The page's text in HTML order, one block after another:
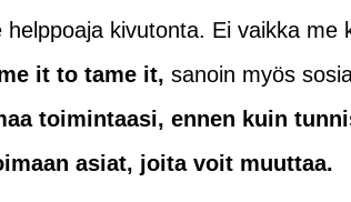
helppoaja kivutonta. Ei vaikka
it to tame it, sanoin myös
toimintaasi, ennen kuin
asiat, joita voit muuttaa.